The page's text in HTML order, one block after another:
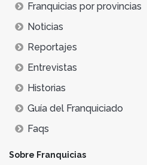
Franquicias por provincias
Noticias
Reportajes
Entrevistas
Historias
Guía del Franquiciado
Faqs
Sobre Franquicias